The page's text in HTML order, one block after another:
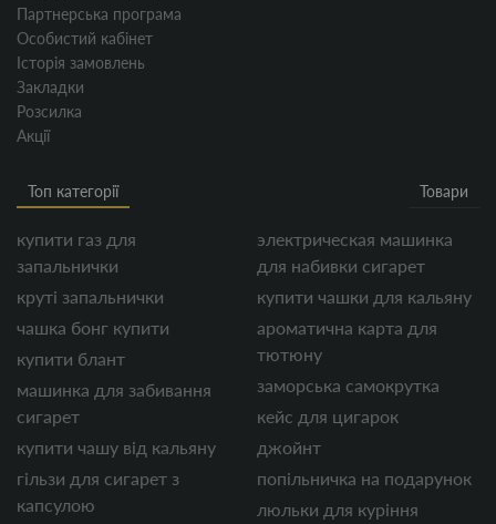
Партнерська програма
Особистий кабінет
Історія замовлень
Закладки
Розсилка
Акції
Топ категорії Товари
купити газ для
запальнички
круті запальнички
чашка бонг купити
купити блант
машинка для забивання
сигарет
купити чашу від кальяну
гільзи для сигарет з
капсулою
электрическая машинка
для набивки сигарет
купити чашки для кальяну
ароматична карта для
тютюну
заморська самокрутка
кейс для цигарок
джойнт
попільничка на подарунок
люльки для куріння